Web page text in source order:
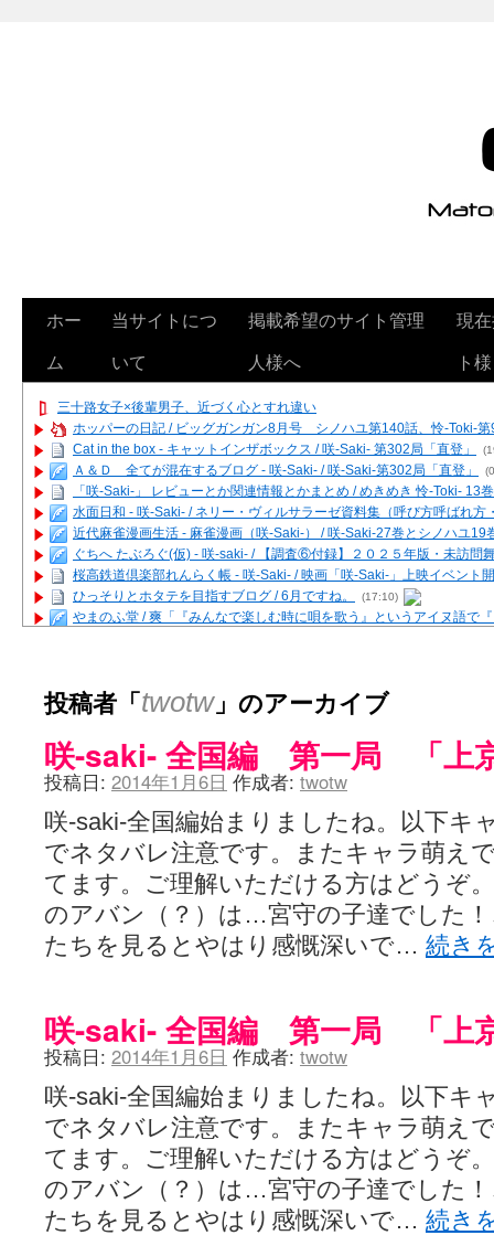
ホー
ム
当サイトにつ
いて
掲載希望のサイト管理
人様へ
現
ト様
三十路女子×後輩男子、近づく心とすれ違い
ホッパーの日記 / ビッグガンガン8月号 シノハユ第140話、怜-Toki-第
Cat in the box - キャットインザボックス / 咲-Saki- 第302局「直登」
Ａ＆Ｄ 全てが混在するブログ - 咲-Saki- / 咲-Saki-第302局「直登」
「咲-Saki-」 レビューとか関連情報とかまとめ / めきめき 怜-Toki- 13
水面日和 - 咲-Saki- / ネリー・ヴィルサラーゼ資料集（呼び方呼ばれ方
近代麻雀漫画生活 - 麻雀漫画（咲-Saki-） / 咲-Saki-27巻とシノハユ
ぐちへ たぶろぐ(仮) - 咲-saki- / 【調査⑥付録】２０２５年版・未訪問
桜高鉄道倶楽部れんらく帳 - 咲-Saki- / 映画「咲-Saki-」上映イベント
ひっそりとホタテを目指すブログ / 6月ですね。
(17:10)
やまのふ堂 / 爽「『みんなで楽しむ時に唄を歌う』というアイヌ語で
咲クラ女子 - 咲-Saki- / 姫松の上重漫ちゃんと演じている伊達朱里紗さ
咲ミダレ - 咲-saki- / MJ第14回咲CUP 咲なま他
(11:53)
はやりの如く☆ - 咲-saki- / 悪いこと【SS】 (06:42)
麻雀雑記あれこれ - 咲 -Saki- / 咲-Saki-キャラが台湾麻雀を打ったらど
あっちが変 / あっちが変 (08:31)
BBKN BLOG / トップページ（サイトマップ） (15:00)
あにてつ！ / 千里山に行ってきました（2017年09月）
さくやこのはな - 咲 -saki- / 末の千里のために(咲さんが和ちゃんを招
凡人の私 / ステルス坂こと咲-Saki-5巻表紙の舞台を発見しました
嶺上開花自摸 / Last day of Summer session 1
おもちもちもち - 咲-Saki- / ５・８小林先生の日記更新について考え
咲-Saki-ブログ！～麻雀下手でも咲が好き～ / ブログ名変更のお知らせ
嶺上航路 / ドラフト前日なので中日ドラゴンズのドラフト指名を予想
音を奏でて花が咲く - 咲-Saki- / 浩子「…あっ分かった 恐らくそうい
from A to K / [咲-saki-][麻雀ゲーム]【ゲーム】セガのMJシリーズで2年
紺フェス - 咲-Saki- / 【越谷SS】とろけそうな日 (15:31)
ユズポニッキ - 咲-Saki- / ☆ #咲実写 ☆告知☆オンライン上映会☆ 阿
ああ、あの牌？ - 咲-Saki- / シノハユ菰沢中関連(江津・大田)の登場舞
宮守大好き帳 / 告知
(13:04)
麻雀アニメ＆麻雀ゲームあれこれ / 厄介な相手だよ！ あんたは……
ばるのまーじゃん日和 - 咲-saki- / クリスマス！！そして…
(10:28)
投稿者「twotw」のアーカイブ
咲-saki- 全国編 第一局 「
投稿日: 2014年1月6日 作成者: twotw
咲-saki-全国編始まりましたね。以下キ
でネタバレ注意です。またキャラ萌え
てます。ご理解いただける方はどうぞ
のアバン（？）は…宮守の子達でした
たちを見るとやはり感慨深いで… 続き
咲-saki- 全国編 第一局 「
投稿日: 2014年1月6日 作成者: twotw
咲-saki-全国編始まりましたね。以下キ
でネタバレ注意です。またキャラ萌え
てます。ご理解いただける方はどうぞ
のアバン（？）は…宮守の子達でした
たちを見るとやはり感慨深いで… 続き